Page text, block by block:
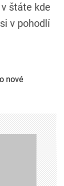
štáte kde
v pohodlí
nové